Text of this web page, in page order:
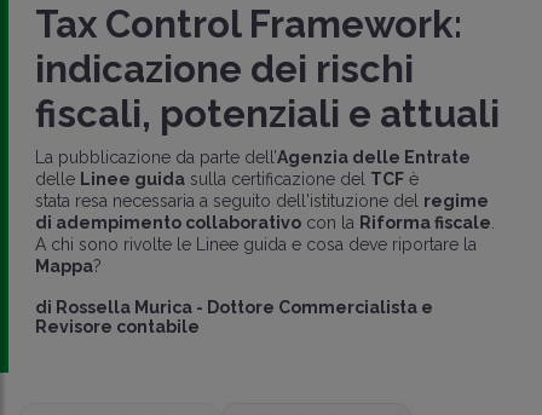
Tax Control Framework:
indicazione dei rischi
fiscali, potenziali e attuali
La pubblicazione da parte dell’Agenzia delle Entrate
delle Linee guidasulla certificazione del TCFè
stata resa necessaria a seguito dell'istituzione del regime
di adempimento collaborativocon la Riforma fiscale
A chi sono rivolte le Linee guida e cosa deve riportare la
Mappa?
di Rossella Murica - Dottore Commercialista e
Revisore contabile